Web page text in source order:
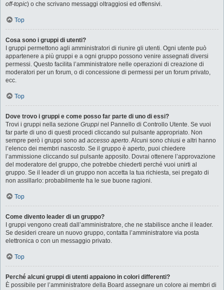
off-topic) o che scrivano messaggi oltraggiosi ed offensivi.
Top
Cosa sono i gruppi di utenti?
I gruppi permettono agli amministratori di riunire gli utenti. Ogni utente può
appartenere a più gruppi e a ogni gruppo possono venire assegnati diversi
permessi. Questo facilita l’amministratore nelle operazioni di creazione di
moderatori per un forum, o di concessione di permessi per un forum privato,
ecc.
Top
Dove trovo i gruppi e come posso far parte di uno di essi?
Trovi i gruppi nella sezione Gruppi nel Pannello di Controllo Utente. Se vuoi
far parte di uno di questi procedi cliccando sul pulsante appropriato. Non
sempre però i gruppi sono ad accesso aperto. Alcuni sono chiusi e altri hanno
l’elenco dei membri nascosto. Se il gruppo è aperto, puoi chiedere
l’ammissione cliccando sul pulsante apposito. Dovrai ottenere l’approvazione
del moderatore del gruppo, che potrebbe chiederti perché vuoi unirti al
gruppo. Se il leader di un gruppo non accetta la tua richiesta, sei pregato di
non assillarlo: probabilmente ha le sue buone ragioni.
Top
Come divento leader di un gruppo?
I gruppi vengono creati dall’amministratore, che ne stabilisce anche il leader.
Se desideri creare un nuovo gruppo, contatta l’amministratore via posta
elettronica o con un messaggio privato.
Top
Perché alcuni gruppi di utenti appaiono in colori differenti?
È possibile per l’amministratore della Board assegnare un colore ai membri di